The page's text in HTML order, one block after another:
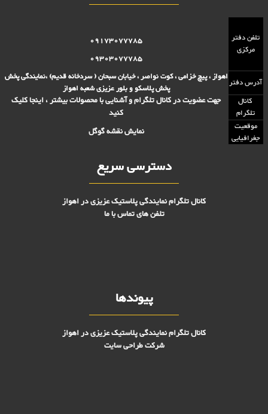
تلفن دفتر
مرکزی
09173077785
09303077785
آدرس دفتراهواز ، پیچ خزامی ، کوت نواصر ، خیابان سبحان ( سردخانه قدیم) ،نمایندگی پخش
پخش پلاسکو و بلور عزیزی شعبه اهواز
کانال
تلگرام
جهت عضویت در کانال تلگرام و آشنایی با محصولات بیشتر ، اینجا کلیک
کنید
موقعیت
جغرافیایی
نمایش نقشه گوگل
دسترسی سریع
کانال تلگرام نمایندگی پلاستیک عزیزی در اهواز
تلفن های تماس با ما
پیوندها
کانال تلگرام نمایندگی پلاستیک عزیزی در اهواز
شرکت طراحی سایت